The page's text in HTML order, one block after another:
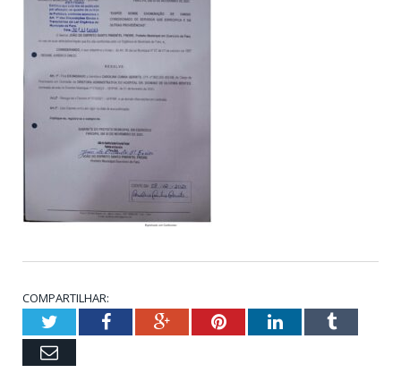
COMPARTILHAR:
TwitterFacebookGoogle+PinterestLinkedInTumblr
Email